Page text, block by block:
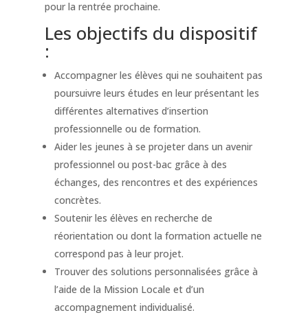
pour la rentrée prochaine.
Les objectifs du dispositif
:
Accompagner les élèves qui ne souhaitent pas
poursuivre leurs études en leur présentant les
différentes alternatives d’insertion
professionnelle ou de formation.
Aider les jeunes à se projeter dans un avenir
professionnel ou post-bac grâce à des
échanges, des rencontres et des expériences
concrètes.
Soutenir les élèves en recherche de
réorientation ou dont la formation actuelle ne
correspond pas à leur projet.
Trouver des solutions personnalisées grâce à
l’aide de la Mission Locale et d’un
accompagnement individualisé.